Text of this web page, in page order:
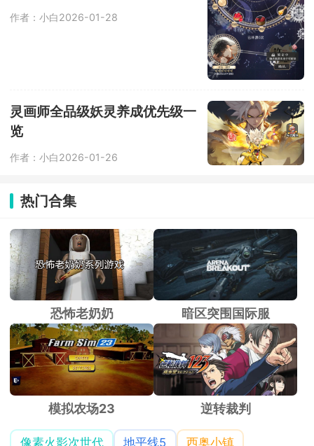
作者：小白2026-01-28
灵画师全品级妖灵养成优先级一
览
作者：小白2026-01-26
热门合集
恐怖老奶奶 暗区突围国际服
模拟农场23 逆转裁判
像素火影次世代 地平线5
西奥小镇